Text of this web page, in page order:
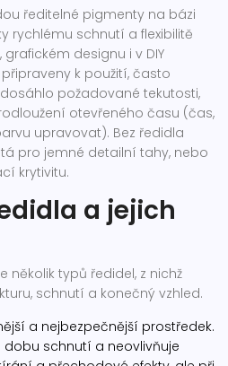
ředitelné pigmenty na bázi
rychlému schnutí a flexibilitě
designu i v DIY
k použití, často
požadované tekutosti,
otevřeného času (čas,
upravovat). Bez ředidla
pro jemné detailní tahy, nebo
krytivitu.
a jejich
několik typů ředidel, z nichž
schnutí a konečný vzhled.
a nejbezpečnější prostředek.
dobu schnutí a neovlivňuje